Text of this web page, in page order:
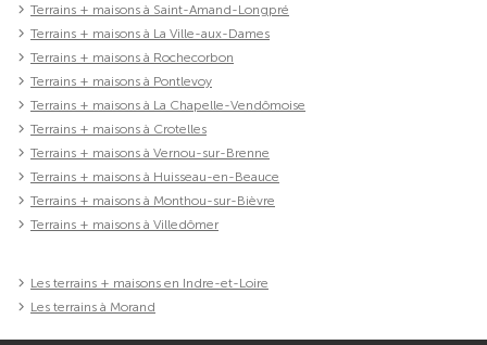
Terrains + maisons à Saint-Amand-Longpré
Terrains + maisons à La Ville-aux-Dames
Terrains + maisons à Rochecorbon
Terrains + maisons à Pontlevoy
Terrains + maisons à La Chapelle-Vendômoise
Terrains + maisons à Crotelles
Terrains + maisons à Vernou-sur-Brenne
Terrains + maisons à Huisseau-en-Beauce
Terrains + maisons à Monthou-sur-Bièvre
Terrains + maisons à Villedômer
Les terrains + maisons en Indre-et-Loire
Les terrains à Morand